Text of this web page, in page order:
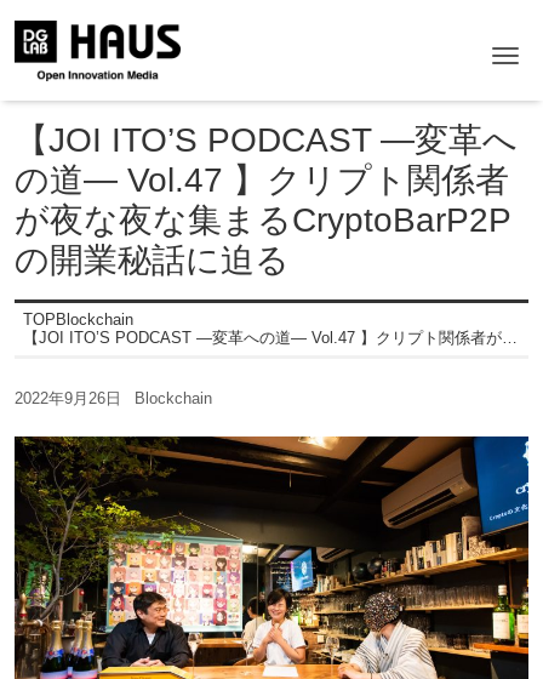
【JOI ITO’S PODCAST ―変革へ
の道― Vol.47 】クリプト関係者
が夜な夜な集まるCryptoBarP2P
の開業秘話に迫る
TOP Blockchain
【JOI ITO’S PODCAST ―変革への道― Vol.47 】クリプト関係者が夜な夜な集まるCryptoBarP2Pの開業秘話に迫る
2022年9月26日 Blockchain